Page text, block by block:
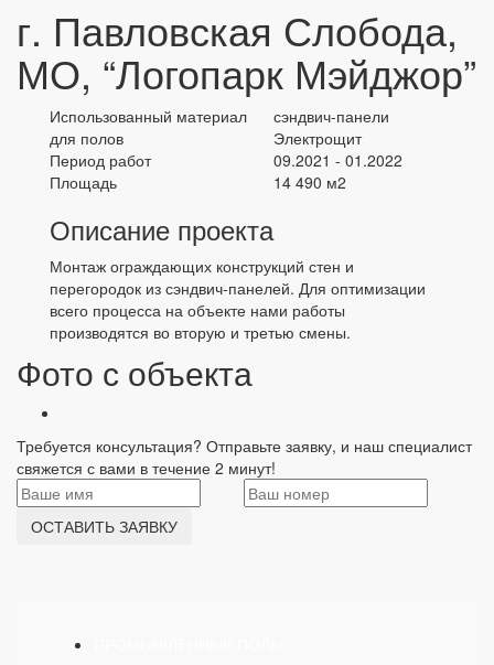
г. Павловская Слобода,
МО, “Логопарк Мэйджор”
Использованный материал
для полов
сэндвич-панели
Электрощит
Период работ
09.2021 - 01.2022
Площадь
14 490 м2
Описание проекта
Монтаж ограждающих конструкций стен и
перегородок из сэндвич-панелей. Для оптимизации
всего процесса на объекте нами работы
производятся во вторую и третью смены.
Фото с объекта
Требуется консультация? Отправьте заявку, и наш специалист
свяжется с вами в течение 2 минут!
ОСТАВИТЬ ЗАЯВКУ